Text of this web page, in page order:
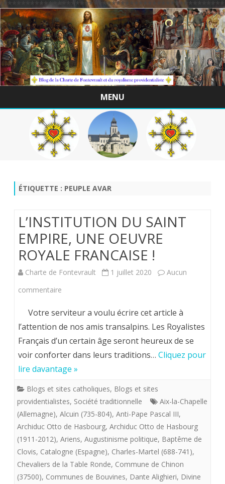
/
MENU
Skip
to
content
ÉTIQUETTE : PEUPLE AVAR
L’INSTITUTION DU SAINT
EMPIRE, UNE OEUVRE
ROYALE FRANCAISE !
Charte de Fontevrault 1 juillet 2020
Aucun
commentaire
DU
SAINT
EMPIRE,
ROYALE
FRANCAISE
Votre serviteur a voulu écrire cet article à
l’attention de nos amis transalpins. Les Royalistes
Français d’un certain âge seront heureux de se
voir conforter dans leurs traditions… Cliquez pour
lire davantage »
Blogs et sites catholiques, Blogs et sites
providentialistes, Société traditionnelle
Aix-la-Chapelle
(Allemagne), Alcuin (735-804), Anti-Pape Pascal III,
Archiduc Otto de Hasbourg, Archiduc Otto de Hasbourg
(1911-2012), Ariens, Augustinisme politique, Baptême de
Clovis, Catalogne (Espagne), Charles-Martel (688-741),
Chevaliers de la Table Ronde, Commune de Chinon
(37500), Communes de Bouvines, Dante Alighieri, Divine